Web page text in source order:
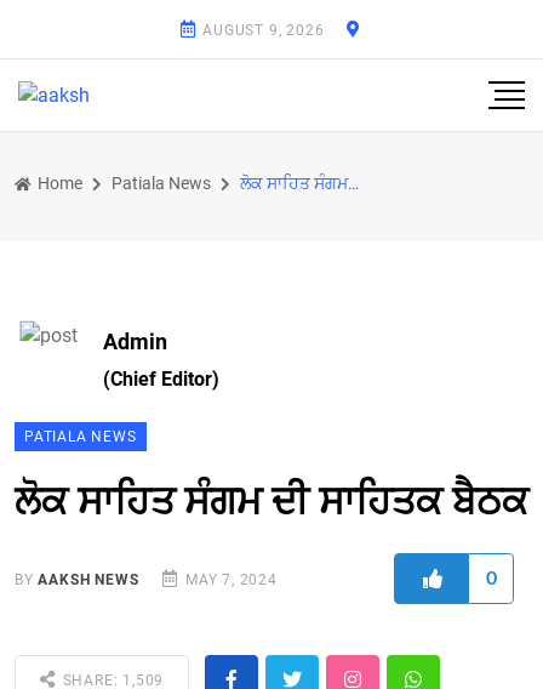
AUGUST 9, 2026
Home Patiala News ਲੋਕ ਸਾਹਿਤ ਸੰਗਮ ਦੀ ਸਾਹਿਤਕ ਬੈਠਕ
Admin
(Chief Editor)
PATIALA NEWS
ਲੋਕ ਸਾਹਿਤ ਸੰਗਮ ਦੀ ਸਾਹਿਤਕ ਬੈਠਕ
BYAAKSH NEWS MAY 7, 2024 0
SHARE: 1,509